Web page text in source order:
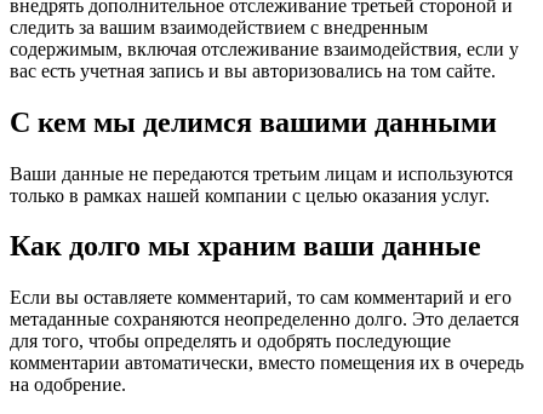
внедрять дополнительное отслеживание третьей стороной и
следить за вашим взаимодействием с внедренным
содержимым, включая отслеживание взаимодействия, если у
вас есть учетная запись и вы авторизовались на том сайте.
С кем мы делимся вашими данными
Ваши данные не передаются третьим лицам и используются
только в рамках нашей компании с целью оказания услуг.
Как долго мы храним ваши данные
Если вы оставляете комментарий, то сам комментарий и его
метаданные сохраняются неопределенно долго. Это делается
для того, чтобы определять и одобрять последующие
комментарии автоматически, вместо помещения их в очередь
на одобрение.